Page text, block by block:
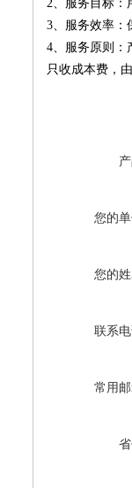
2、服务目标：
3、服务效率：
4、服务原则：
只收成本费，
产
您的单
您的姓
联系电
常用邮
省